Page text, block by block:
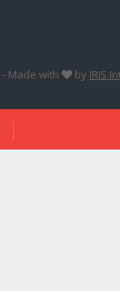
- Made with by IRIS